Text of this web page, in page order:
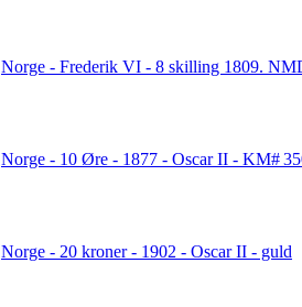
Norge - Frederik VI - 8 skilling 1809.
Norge - 10 Øre - 1877 - Oscar II - KM#
Norge - 20 kroner - 1902 - Oscar II - guld